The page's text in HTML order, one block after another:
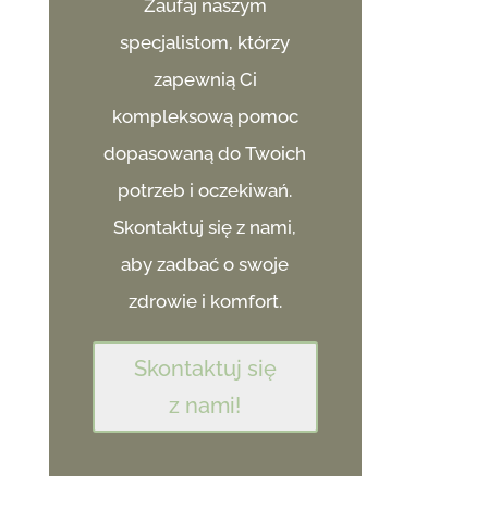
Zaufaj naszym
specjalistom, którzy
zapewnią Ci
kompleksową pomoc
dopasowaną do Twoich
potrzeb i oczekiwań.
Skontaktuj się z nami,
aby zadbać o swoje
zdrowie i komfort.
Skontaktuj się
z nami!